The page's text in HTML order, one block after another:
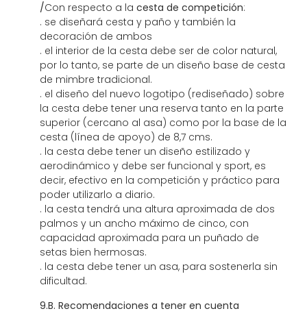
/Con respecto a la cesta de competición:
. se diseñará cesta y paño y también la
decoración de ambos
. el interior de la cesta debe ser de color natural,
por lo tanto, se parte de un diseño base de cesta
de mimbre tradicional.
. el diseño del nuevo logotipo (rediseñado) sobre
la cesta debe tener una reserva tanto en la parte
superior (cercano al asa) como por la base de la
cesta (línea de apoyo) de 8,7 cms.
. la cesta debe tener un diseño estilizado y
aerodinámico y debe ser funcional y sport, es
decir, efectivo en la competición y práctico para
poder utilizarlo a diario.
. la cesta tendrá una altura aproximada de dos
palmos y un ancho máximo de cinco, con
capacidad aproximada para un puñado de
setas bien hermosas.
. la cesta debe tener un asa, para sostenerla sin
dificultad.
9.B. Recomendaciones a tener en cuenta